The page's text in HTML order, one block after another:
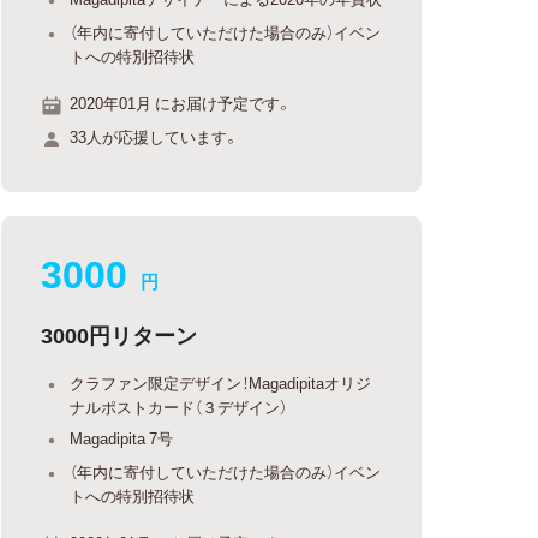
（年内に寄付していただけた場合のみ）イベン
トへの特別招待状
2020年01月 にお届け予定です。
33人が応援しています。
3000 円
3000円リターン
クラファン限定デザイン！Magadipitaオリジ
ナルポストカード（３デザイン）
Magadipita 7号
（年内に寄付していただけた場合のみ）イベン
トへの特別招待状